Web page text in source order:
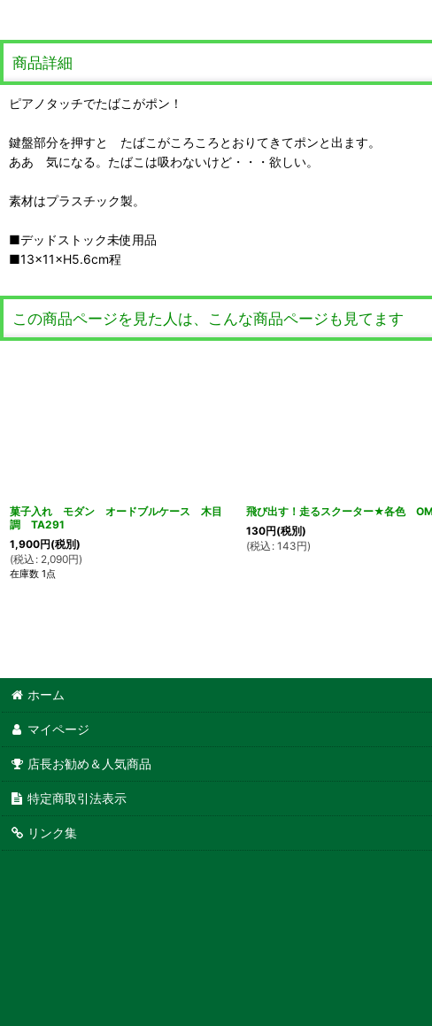
商品詳細
ピアノタッチでたばこがポン！
鍵盤部分を押すと たばこがころころとおりてきてポンと出ます。
ああ 気になる。たばこは吸わないけど・・・欲しい。
素材はプラスチック製。
■デッドストック未使用品
■13×11×H5.6cm程
この商品ページを見た人は、こんな商品ページも見てます
菓子入れ モダン オードブルケース 木目
調 TA291
1,900円(税別)
(税込 : 2,090円)
在庫数 1点
飛び出す！走るスクーター★各色
130円(税別)
(税込 : 143円)
ホーム
マイページ
店長お勧め＆人気商品
特定商取引法表示
リンク集